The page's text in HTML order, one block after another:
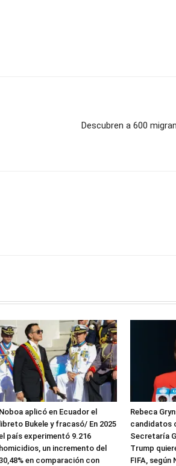
Descubren a 600
Noboa aplicó en Ecuador el
libreto Bukele y fracasó/ En 2025
país experimentó 9.216
homicidios, un incremento del
en comparación con
Rebeca
candidatos
Secretaría
Trump
FIFA, según